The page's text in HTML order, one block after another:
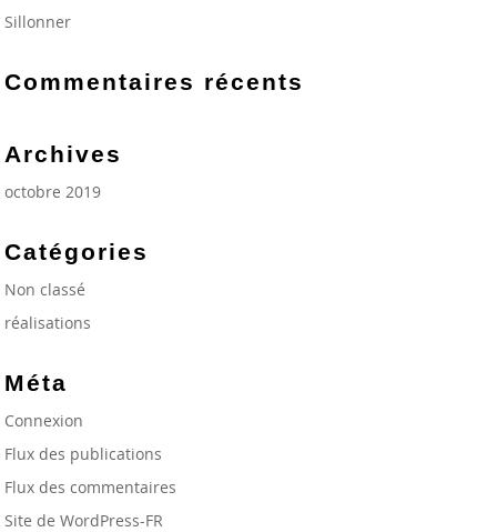
Sillonner
Commentaires récents
Archives
octobre 2019
Catégories
Non classé
réalisations
Méta
Connexion
Flux des publications
Flux des commentaires
Site de WordPress-FR